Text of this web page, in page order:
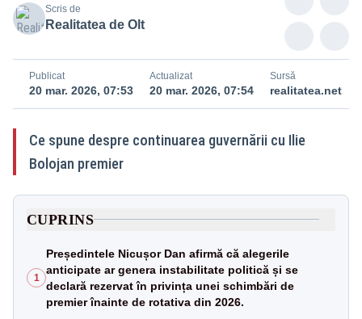
Scris de
Realitatea de Olt
Publicat
20 mar. 2026, 07:53
Actualizat
20 mar. 2026, 07:54
Sursă
realitatea.net
Ce spune despre continuarea guvernării cu Ilie
Bolojan premier
CUPRINS
1
Președintele Nicușor Dan afirmă că alegerile
anticipate ar genera instabilitate politică și se
declară rezervat în privința unei schimbări de
premier înainte de rotativa din 2026.